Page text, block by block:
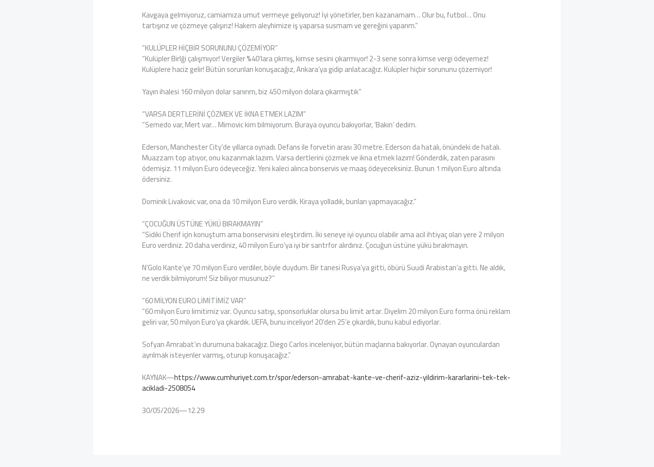
Kavgaya gelmiyoruz, camiamıza umut vermeye geliyoruz! İyi yönetirler, ben kazanamam… Olur bu, futbol… Onu
tartışırız ve çözmeye çalışırız! Hakem aleyhimize iş yaparsa susmam ve gereğini yaparım.”
“KULÜPLER HİÇBİR SORUNUNU ÇÖZEMİYOR”
“Kulüpler Birlği çalışmıyor! Vergiler %40’lara çıkmış, kimse sesini çıkarmıyor! 2-3 sene sonra kimse vergi ödeyemez!
Kulüplere haciz gelir! Bütün sorunları konuşacağız, Ankara’ya gidip anlatacağız. Kulüpler hiçbir sorununu çözemiyor!
Yayın ihalesi 160 milyon dolar sanırım, biz 450 milyon dolara çıkarmıştık”
“VARSA DERTLERİNİ ÇÖZMEK VE İKNA ETMEK LAZIM”
“Semedo var, Mert var… Mimovic kim bilmiyorum. Buraya oyuncu bakıyorlar, ‘Bakın’ dedim.
Ederson, Manchester City’de yıllarca oynadı. Defans ile forvetin arası 30 metre. Ederson da hatalı, önündeki de hatalı.
Muazzam top atıyor, onu kazanmak lazım. Varsa dertlerini çözmek ve ikna etmek lazım! Gönderdik, zaten parasını
ödemişiz. 11 milyon Euro ödeyeceğiz. Yeni kaleci alınca bonservis ve maaş ödeyeceksiniz. Bunun 1 milyon Euro altında
ödersiniz.
Dominik Livakovic var, ona da 10 milyon Euro verdik. Kiraya yolladık, bunları yapmayacağız.”
“ÇOCUĞUN ÜSTÜNE YÜKÜ BIRAKMAYIN”
“Sidiki Cherif için konuştum ama bonservisini eleştirdim. İki seneye iyi oyuncu olabilir ama acil ihtiyaç olan yere 2 milyon
Euro verdiniz. 20 daha verdiniz, 40 milyon Euro’ya iyi bir santrfor alırdınız. Çocuğun üstüne yükü bırakmayın.
N’Golo Kante’ye 70 milyon Euro verdiler, böyle duydum. Bir tanesi Rusya’ya gitti, öbürü Suudi Arabistan’a gitti. Ne aldık,
ne verdik bilmiyorum! Siz biliyor musunuz?”
“60 MİLYON EURO LİMİTİMİZ VAR”
“60 milyon Euro limitimiz var. Oyuncu satışı, sponsorluklar olursa bu limit artar. Diyelim 20 milyon Euro forma önü reklam
geliri var, 50 milyon Euro’ya çıkardık. UEFA, bunu inceliyor! 20’den 25’e çıkardık, bunu kabul ediyorlar.
Sofyan Amrabat’ın durumuna bakacağız. Diego Carlos inceleniyor, bütün maçlarına bakıyorlar. Oynayan oyunculardan
ayrılmak isteyenler varmış, oturup konuşacağız.”
KAYNAK—https://www.cumhuriyet.com.tr/spor/ederson-amrabat-kante-ve-cherif-aziz-yildirim-kararlarini-tek-tek-
acikladi-2508054
30/05/2026—12.29